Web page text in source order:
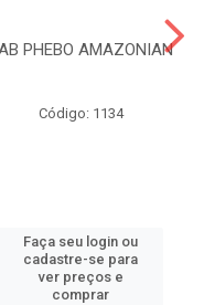
PHEBO AMAZONIAN
Código: 1134
Faça seu login ou
cadastre-se para
ver preços e
comprar